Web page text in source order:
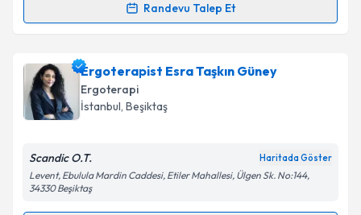
Randevu Talep Et
Randevu Takvimi Talebi
Ergoterapist Rabia Tuğçe Karamaniçin randevu
takvimi talebi oluşturun. Size bu uzmandan randevu
almanız için bir takvim hazırlandığında e-posta ile
bilgilendireceğiz.
Ergoterapist Esra Taşkın Güney
Ergoterapi
İstanbul, Beşiktaş
Scandic O.T. Haritada Göster
Levent, Ebulula Mardin Caddesi, Etiler Mahallesi, Ülgen Sk. No:144,
34330 Beşiktaş